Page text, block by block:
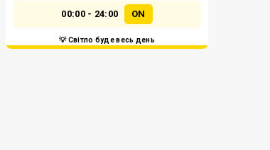
00:00 - 24:00 ON
💡 Світло буде весь день